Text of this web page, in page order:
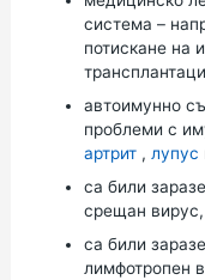
система –
потискане на
автоимунно
проблеми с
артрит, лупус
са били
срещан вирус,
са били
лимфотропен